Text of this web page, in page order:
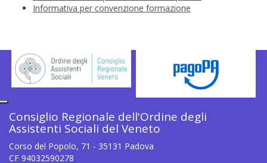
Informativa per convenzione formazione
Consiglio Regionale dell'Ordine degli
Assistenti Sociali del Veneto
Corso del Popolo, 71 - 35131 Padova
CF 94032590278